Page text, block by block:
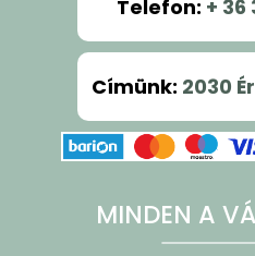
MINDEN A
Telefon: + 36
Címünk: 2030